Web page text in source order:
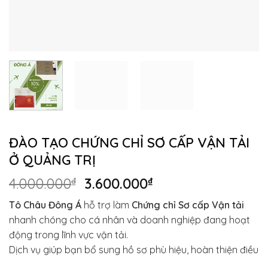
ĐÀO TẠO CHỨNG CHỈ SƠ CẤP VẬN TẢI
Ở QUẢNG TRỊ
4.000.000₫
Giá
gốc
là:
4.000.000₫.
3.600.000₫Giá
hiện
tại
là:
Tô Châu Đông Á hỗ trợ làm Chứng chỉ Sơ cấp Vận tải
nhanh chóng cho cá nhân và doanh nghiệp đang hoạt
động trong lĩnh vực vận tải.
Dịch vụ giúp bạn bổ sung hồ sơ phù hiệu, hoàn thiện điều